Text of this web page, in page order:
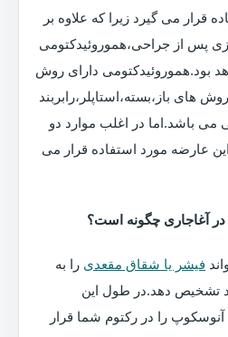
قرار می گیرد زیرا که علاوه بر
پس از جراحی،هموروئیدکتومی
بود.هموروئیدکتومی دارای روش
باز،بسته،استاپلر،رابربند
می باشد.اما در اغلب موارد دو
عارضه مورد استفاده قرار می
آغاجاری چگونه است؟
فیشر یا شقاق مقعدی را به
تشخیص دهد.در طول این
را در رکتوم شما قرار